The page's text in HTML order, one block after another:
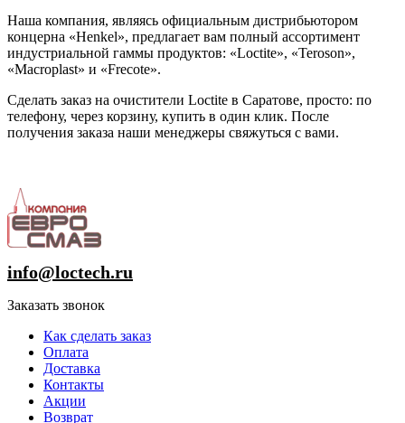
Наша компания, являясь официальным дистрибьютором
концерна «Henkel», предлагает вам полный ассортимент
индустриальной гаммы продуктов: «Loctite», «Teroson»,
«Macroplast» и «Frecote».
Сделать заказ на очистители Loctite в Саратове, просто: по
телефону, через корзину, купить в один клик. После
получения заказа наши менеджеры свяжуться с вами.
info@loctech.ru
Заказать звонок
Как сделать заказ
Оплата
Доставка
Контакты
Акции
Возврат